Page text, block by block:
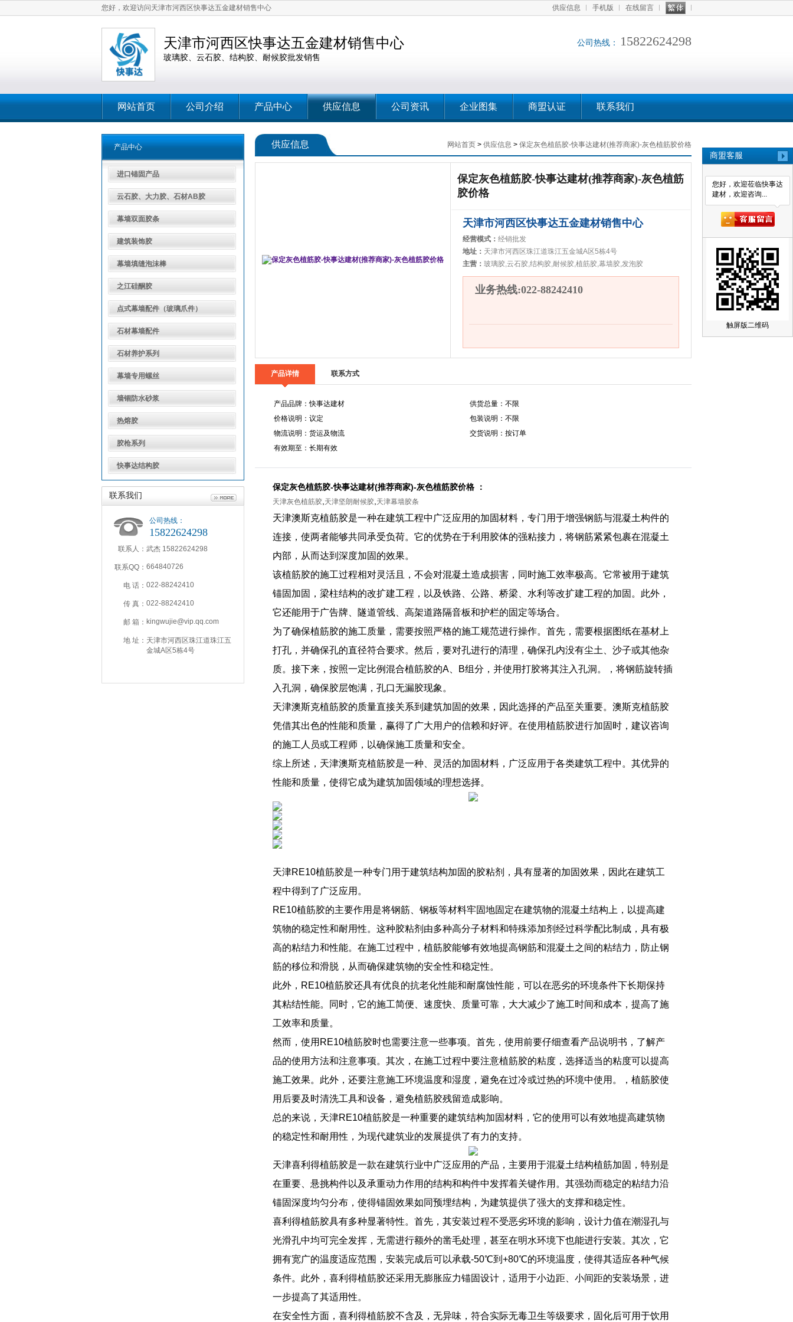
商盟客服
您好，欢迎莅临快事达
建材，欢迎咨询...
触屏版二维码
您好，欢迎访问天津市河西区快事达五金建材销售中心 供应信息 手机版 在线留言
天津市河西区快事达五金建材销售中心
玻璃胶、云石胶、结构胶、耐候胶批发销售
公司热线： 15822624298
网站首页 公司介绍 产品中心 供应信息 公司资讯 企业图集 商盟认证 联系我们
产品中心
进口锚固产品
云石胶、大力胶、石材AB胶
幕墙双面胶条
建筑装饰胶
幕墙填缝泡沫棒
之江硅酮胶
点式幕墙配件（玻璃爪件）
石材幕墙配件
石材养护系列
幕墙专用螺丝
墙锢防水砂浆
热熔胶
胶枪系列
快事达结构胶
联系我们
公司热线：
15822624298
联系人： 武杰 15822624298
联系QQ： 664840726
电 话： 022-88242410
传 真： 022-88242410
邮 箱： kingwujie@vip.qq.com
地 址： 天津市河西区珠江道珠江五
金城A区5栋4号
网站首页 > 供应信息 > 保定灰色植筋胶-快事达建材(推荐商家)-灰色植筋胶价格
供应信息
保定灰色植筋胶-快事达建材(推荐商家)-灰色植筋
胶价格
天津市河西区快事达五金建材销售中心
经营模式： 经销批发
地址： 天津市河西区珠江道珠江五金城A区5栋4号
主营： 玻璃胶,云石胶,结构胶,耐候胶,植筋胶,幕墙胶,发泡胶
业务热线:022-88242410
产品详情 联系方式
产品品牌：快事达建材
供货总量：不限
价格说明：议定
包装说明：不限
物流说明：货运及物流
交货说明：按订单
有效期至：长期有效
保定灰色植筋胶-快事达建材(推荐商家)-灰色植筋胶价格 ：
天津灰色植筋胶 天津坚朗耐候胶 天津幕墙胶条
天津澳斯克植筋胶是一种在建筑工程中广泛应用的加固材料，专门用于增强钢筋与混凝土构件的
连接，使两者能够共同承受负荷。它的优势在于利用胶体的强粘接力，将钢筋紧紧包裹在混凝土
内部，从而达到深度加固的效果。
该植筋胶的施工过程相对灵活且，不会对混凝土造成损害，同时施工效率极高。它常被用于建筑
锚固加固，梁柱结构的改扩建工程，以及铁路、公路、桥梁、水利等改扩建工程的加固。此外，
它还能用于广告牌、隧道管线、高架道路隔音板和护栏的固定等场合。
为了确保植筋胶的施工质量，需要按照严格的施工规范进行操作。首先，需要根据图纸在基材上
打孔，并确保孔的直径符合要求。然后，要对孔进行的清理，确保孔内没有尘土、沙子或其他杂
质。接下来，按照一定比例混合植筋胶的A、B组分，并使用打胶将其注入孔洞。，将钢筋旋转插
入孔洞，确保胶层饱满，孔口无漏胶现象。
天津澳斯克植筋胶的质量直接关系到建筑加固的效果，因此选择的产品至关重要。澳斯克植筋胶
凭借其出色的性能和质量，赢得了广大用户的信赖和好评。在使用植筋胶进行加固时，建议咨询
的施工人员或工程师，以确保施工质量和安全。
综上所述，天津澳斯克植筋胶是一种、灵活的加固材料，广泛应用于各类建筑工程中。其优异的
性能和质量，使得它成为建筑加固领域的理想选择。
天津RE10植筋胶是一种专门用于建筑结构加固的胶粘剂，具有显著的加固效果，因此在建筑工
程中得到了广泛应用。
RE10植筋胶的主要作用是将钢筋、钢板等材料牢固地固定在建筑物的混凝土结构上，以提高建
筑物的稳定性和耐用性。这种胶粘剂由多种高分子材料和特殊添加剂经过科学配比制成，具有极
高的粘结力和性能。在施工过程中，植筋胶能够有效地提高钢筋和混凝土之间的粘结力，防止钢
筋的移位和滑脱，从而确保建筑物的安全性和稳定性。
此外，RE10植筋胶还具有优良的抗老化性能和耐腐蚀性能，可以在恶劣的环境条件下长期保持
其粘结性能。同时，它的施工简便、速度快、质量可靠，大大减少了施工时间和成本，提高了施
工效率和质量。
然而，使用RE10植筋胶时也需要注意一些事项。首先，使用前要仔细查看产品说明书，了解产
品的使用方法和注意事项。其次，在施工过程中要注意植筋胶的粘度，选择适当的粘度可以提高
施工效果。此外，还要注意施工环境温度和湿度，避免在过冷或过热的环境中使用。，植筋胶使
用后要及时清洗工具和设备，避免植筋胶残留造成影响。
总的来说，天津RE10植筋胶是一种重要的建筑结构加固材料，它的使用可以有效地提高建筑物
的稳定性和耐用性，为现代建筑业的发展提供了有力的支持。
天津喜利得植筋胶是一款在建筑行业中广泛应用的产品，主要用于混凝土结构植筋加固，特别是
在重要、悬挑构件以及承重动力作用的结构和构件中发挥着关键作用。其强劲而稳定的粘结力沿
锚固深度均匀分布，使得锚固效果如同预埋结构，为建筑提供了强大的支撑和稳定性。
喜利得植筋胶具有多种显著特性。首先，其安装过程不受恶劣环境的影响，设计力值在潮湿孔与
光滑孔中均可完全发挥，无需进行额外的凿毛处理，甚至在明水环境下也能进行安装。其次，它
拥有宽广的温度适应范围，安装完成后可以承载-50℃到+80℃的环境温度，使得其适应各种气候
条件。此外，喜利得植筋胶还采用无膨胀应力锚固设计，适用于小边距、小间距的安装场景，进
一步提高了其适用性。
在安全性方面，喜利得植筋胶不含及，无异味，符合实际无毒卫生等级要求，固化后可用于饮用